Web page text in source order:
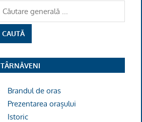
TÂRNĂVENI
Brandul de oras
Prezentarea orașului
Istoric